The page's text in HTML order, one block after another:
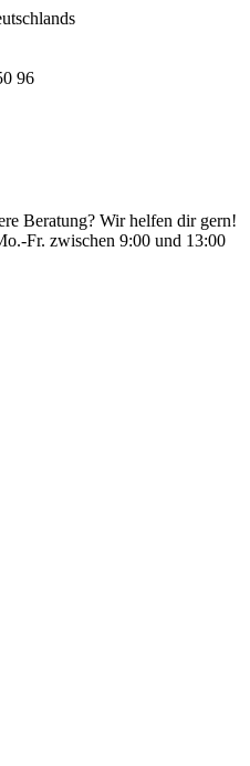
96
Beratung? Wir helfen dir gern!
Fr. zwischen 9:00 und 13:00